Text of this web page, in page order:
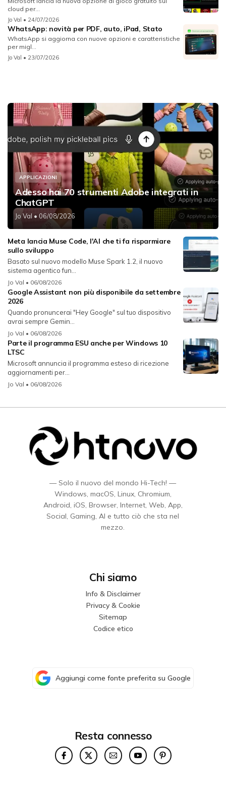
cloud per...
Jo Val • 24/07/2026
WhatsApp: novità per PDF, auto, iPad, Stato
WhatsApp si aggiorna con nuove opzioni e caratteristiche
per migl...
Jo Val • 23/07/2026
APPLICAZIONI
Adesso hai 70 strumenti Adobe integrati in
ChatGPT
Jo Val • 06/08/2026
Meta lancia Muse Code, l'AI che ti fa risparmiare
sullo sviluppo
Basato sul nuovo modello Muse Spark 1.2, il nuovo
sistema agentico fun...
Jo Val • 06/08/2026
Google Assistant non più disponibile da settembre
2026
Quando pronuncerai "Hey Google" sul tuo dispositivo
avrai sempre Gemin...
Jo Val • 06/08/2026
Parte il programma ESU anche per Windows 10
LTSC
Microsoft annuncia il programma esteso di ricezione
aggiornamenti per...
Jo Val • 06/08/2026
— Solo il nuovo del mondo Hi-Tech! —
Windows, macOS, Linux, Chromium,
Android, iOS, Browser, Internet, Web, App,
Social, Gaming, AI e tutto ciò che sta nel
mezzo.
Chi siamo
Info & Disclaimer
Privacy & Cookie
Sitemap
Codice etico
Aggiungi come fonte preferita su Google
Resta connesso